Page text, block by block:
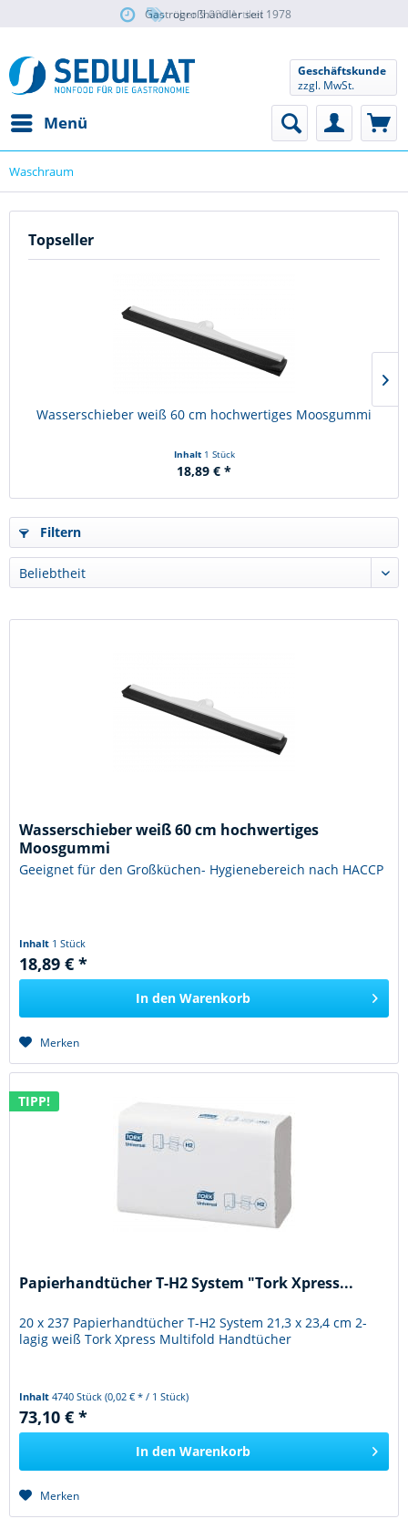
Gastrogroßhändler seit 1978
über 5.000 Artikel
Menü
Geschäftskunde
zzgl. MwSt.
Waschraum
Topseller
Wasserschieber weiß 60 cm hochwertiges Moosgummi
Inhalt 1 Stück
18,89 € *
Filtern
Wasserschieber weiß 60 cm hochwertiges
Moosgummi
Geeignet für den Großküchen- Hygienebereich nach HACCP
Inhalt 1 Stück
18,89 € *
In den Warenkorb
Merken
TIPP!
Papierhandtücher T-H2 System "Tork Xpress...
20 x 237 Papierhandtücher T-H2 System 21,3 x 23,4 cm 2-
lagig weiß Tork Xpress Multifold Handtücher
Inhalt4740 Stück(0,02 € * / 1 Stück)
73,10 € *
In den Warenkorb
Merken